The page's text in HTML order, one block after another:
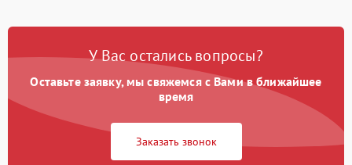
У Вас остались вопросы?
Оставьте заявку, мы свяжемся с Вами в ближайшее
время
Заказать звонок